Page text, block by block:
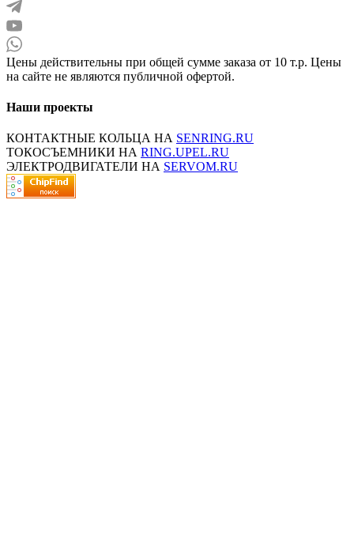
Цены действительны при общей сумме заказа от 10 т.р. Цены
на сайте не являются публичной офертой.
Наши проекты
КОНТАКТНЫЕ КОЛЬЦА НА SENRING.RU
ТОКОСЪЕМНИКИ НА RING.UPEL.RU
ЭЛЕКТРОДВИГАТЕЛИ НА SERVOM.RU